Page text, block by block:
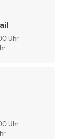
Uhr
Uhr